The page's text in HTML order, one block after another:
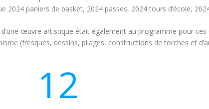
2024 paniers de basket, 2024 passes, 2024 tours d’école,
œuvre artistique était également au programme pour
(fresques, dessins, pliages, constructions de torches et
12